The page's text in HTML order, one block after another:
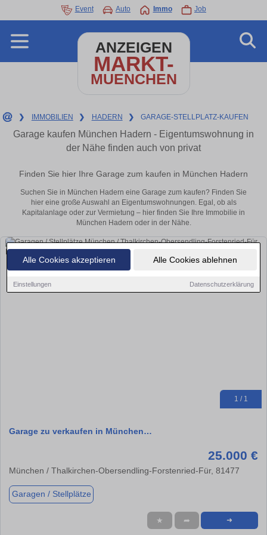
Alle Cookies akzeptieren Alle Cookies ablehnen
Einstellungen Datenschutzerklärung
Event Auto Immo Job
ANZEIGEN
MARKT-
MUENCHEN
❯ IMMOBILIEN ❯ HADERN ❯ GARAGE-STELLPLATZ-KAUFEN
Garage kaufen München Hadern - Eigentumswohnung in
der Nähe finden auch von privat
Finden Sie hier Ihre Garage zum kaufen in München Hadern
Suchen Sie in München Hadern eine Garage zum kaufen? Finden Sie
hier eine große Auswahl an Eigentumswohnungen. Egal, ob als
Kapitalanlage oder zur Vermietung – hier finden Sie Ihre Immobilie in
München Hadern oder in der Nähe.
1 / 1
Garage zu verkaufen in München…
25.000 €
München / Thalkirchen-Obersendling-Forstenried-Für, 81477
Garagen / Stellplätze
★ ➦ ➜